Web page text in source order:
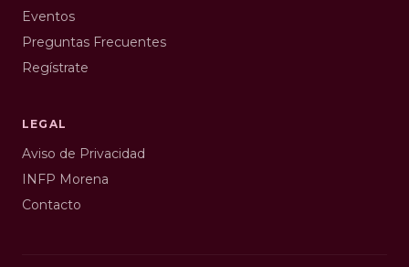
Eventos
Preguntas Frecuentes
Regístrate
LEGAL
Aviso de Privacidad
INFP Morena
Contacto